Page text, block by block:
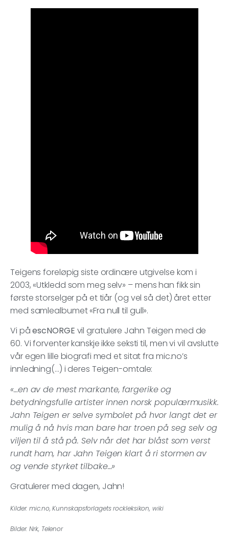
Teigens foreløpig siste ordinære utgivelse kom i
2003, «Utkledd som meg selv» – mens han fikk sin
første storselger på et tiår (og vel så det) året etter
med samlealbumet «Fra null til gull».
Vi påescNORGE vil gratulere Jahn Teigen med de
60. Vi forventer kanskje ikke seksti til, men vi vil avslutte
vår egen lille biografi med et sitat fra mic.no’s
innledning(…) i deres Teigen-omtale:
«…en av de mest markante, fargerike og
betydningsfulle artister innen norsk populærmusikk.
Jahn Teigen er selve symbolet på hvor langt det er
mulig å nå hvis man bare har troen på seg selv og
viljen til å stå på. Selv når det har blåst som verst
rundt ham, har Jahn Teigen klart å ri stormen av
og vende styrket tilbake…»
Gratulerer med dagen, Jahn!
Kilder: mic.no, Kunnskapsforlagets rockleksikon, wiki
Bilder: Nrk, Telenor